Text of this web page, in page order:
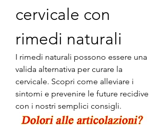
cervicale con
rimedi naturali
I rimedi naturali possono essere una
valida alternativa per curare la
cervicale. Scopri come alleviare i
sintomi e prevenire le future recidive
con i nostri semplici consigli.